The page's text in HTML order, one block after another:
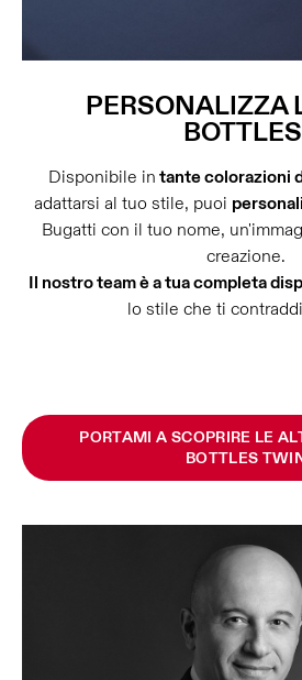
PERSONALIZZA
Disponibile in tante colorazioni
adattarsi al tuo stile, puoi
Bugatti con il tuo nome,
creazione.
Il nostro team è a tua completa
lo stile che ti
PORTAMI A SCOPRIRE LE
BOTTLES